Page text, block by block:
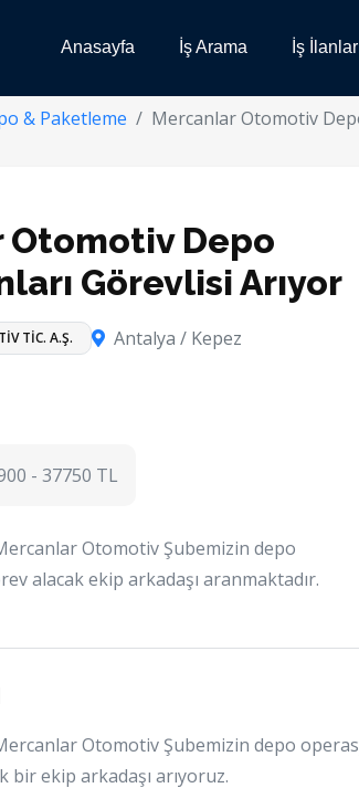
Anasayfa İş Arama İş
& Paketleme Mercanlar Otomotiv
Otomotiv Depo
Görevlisi Arıyor
TİC. A.Ş.
Antalya / Kepez
- 37750 TL
Otomotiv Şubemizin depo
alacak ekip arkadaşı aranmaktadır.
Otomotiv Şubemizin depo
bir ekip arkadaşı arıyoruz.